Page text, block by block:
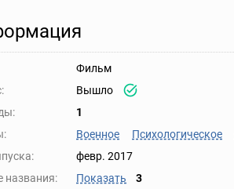
Фильм
Вышло
1
Военное Психологическое
февр. 2017
названия:
Показать 3